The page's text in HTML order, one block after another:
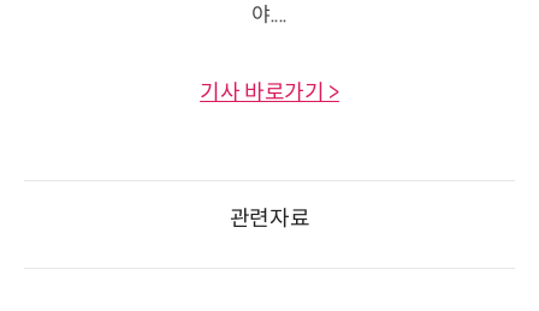
야....
기사 바로가기 >
관련자료